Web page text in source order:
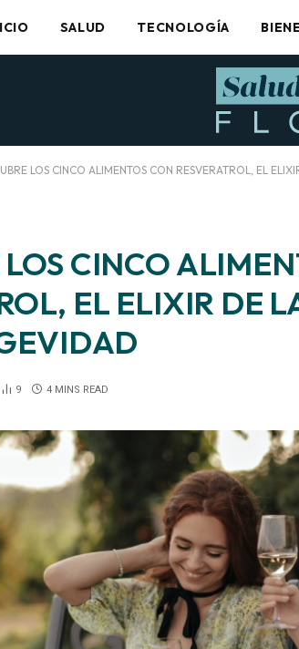
SALUD TECNOLOGÍA
LOS CINCO ALIMENTOS CON RESVERATROL, EL
LOS CINCO
EL ELIXIR DE
9 4 MINS READ